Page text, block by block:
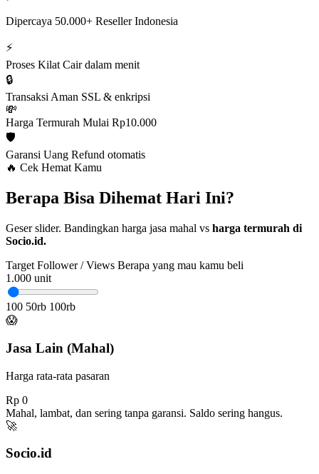
Dipercaya 50.000+ Reseller Indonesia
⚡
Proses Kilat Cair dalam menit
🔒
Transaksi Aman SSL & enkripsi
💸
Harga Termurah Mulai Rp10.000
🛡️
Garansi Uang Refund otomatis
🔥 Cek Hemat Kamu
Berapa Bisa Dihemat Hari Ini?
Geser slider. Bandingkan harga jasa mahal vs harga termurah di
Socio.id.
Target Follower / Views Berapa yang mau kamu beli
1.000 unit
100 50rb 100rb
😱
Jasa Lain (Mahal)
Harga rata-rata pasaran
Rp 0
Mahal, lambat, dan sering tanpa garansi. Saldo sering hangus.
🚀
Socio.id